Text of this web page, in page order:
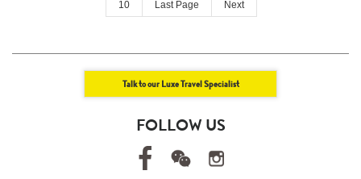
10 Last Page Next
Talk to our Luxe Travel Specialist
FOLLOW US